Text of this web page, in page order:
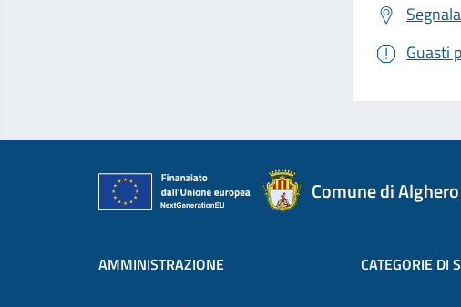
Guasti
Comune di Alghero
AMMINISTRAZIONE CATEGORIE DI